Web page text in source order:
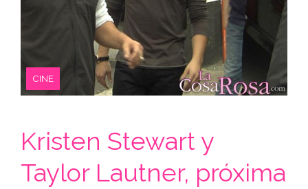
CINE
Kristen Stewart y
Taylor Lautner, próxima